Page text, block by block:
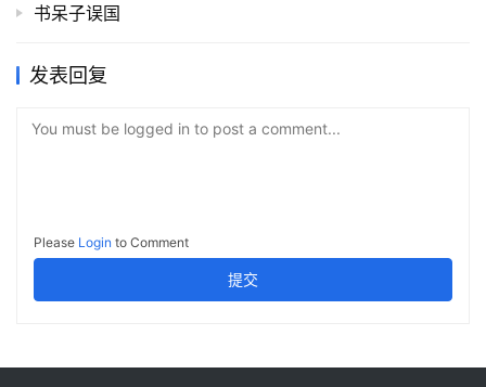
书呆子误国
发表回复
You must be logged in to post a comment...
Please Login to Comment
提交